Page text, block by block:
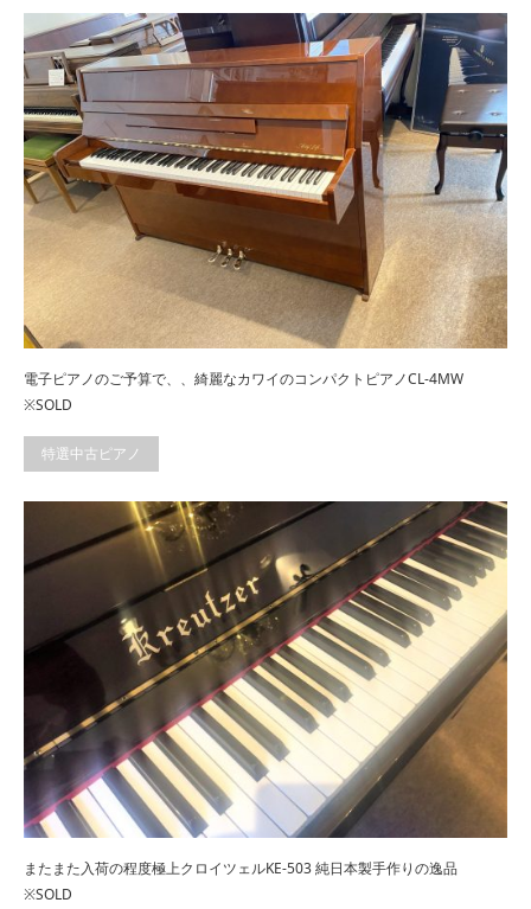
電子ピアノのご予算で、、綺麗なカワイのコンパクトピアノCL-4MW
※SOLD
特選中古ピアノ
またまた入荷の程度極上クロイツェルKE-503 純日本製手作りの逸品
※SOLD